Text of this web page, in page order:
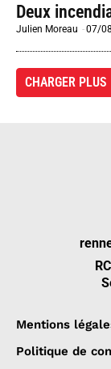
Deux
Julien Moreau -07/
CHARGER PLUS
Mentions
Politique de